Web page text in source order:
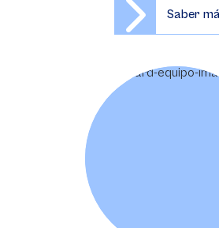
Saber